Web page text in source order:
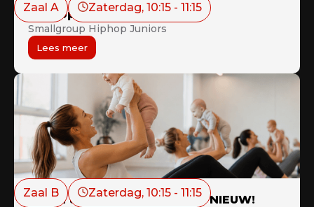
Zaal A Zaterdag, 10:15 - 11:15
HipHop Smallgroup Juniors
Smallgroup Hiphop Juniors
Lees meer
Zaal B Zaterdag, 10:15 - 11:15
Mama & Mini Fit (Workout) - NIEUW!